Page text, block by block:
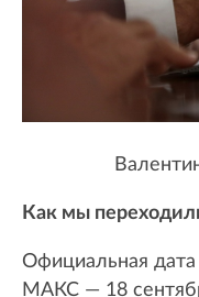
Как мы
Официальная
МАКС — 18